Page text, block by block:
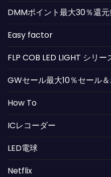
DMMポイント最大30％還元
Easy factor
FLP COB LED LIGHT シリー
GWセール最大10％セール
How To
ICレコーダー
LED電球
Netflix